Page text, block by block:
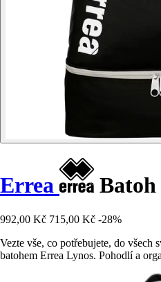
Errea Batoh
992,00 Kč 715,00 Kč -28%
Vezte vše, co potřebujete, do všech
batohem Errea Lynos. Pohodlí a